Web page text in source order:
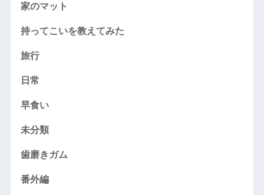
家のマット
持ってこいを教えてみた
旅行
日常
早食い
未分類
歯磨きガム
番外編